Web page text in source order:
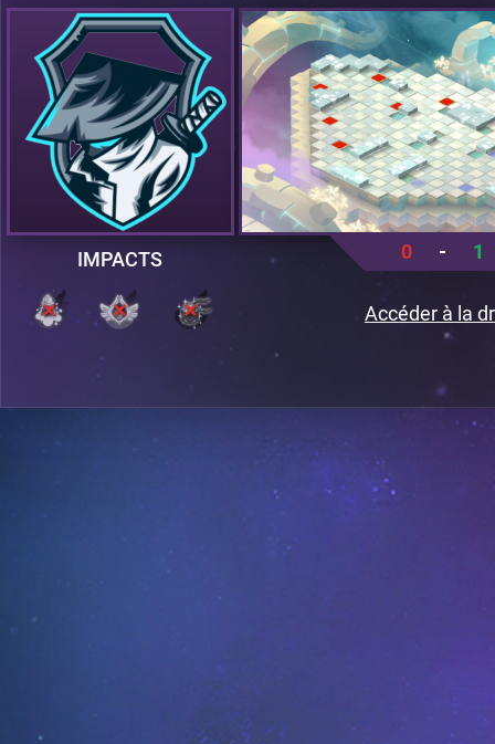
IMPACTS 0 - 1
Accéder à la